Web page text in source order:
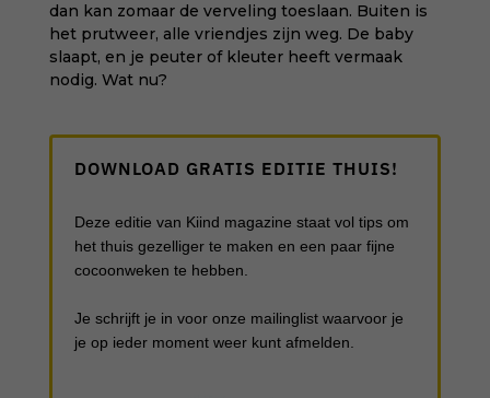
dan kan zomaar de verveling toeslaan. Buiten is
het prutweer, alle vriendjes zijn weg. De baby
slaapt, en je peuter of kleuter heeft vermaak
nodig. Wat nu?
DOWNLOAD GRATIS EDITIE THUIS!
Deze editie van Kiind magazine staat vol tips om
het thuis gezelliger te maken en een paar fijne
cocoonweken te hebben.
Je schrijft je in voor onze mailinglist waarvoor je
je op ieder moment weer kunt afmelden.